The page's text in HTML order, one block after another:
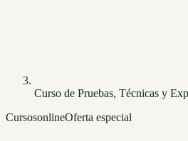
Curso de Pruebas, Técnicas y
CursosonlineOferta especial